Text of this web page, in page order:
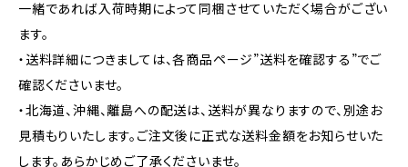
一緒であれば入荷時期によって同梱させていただく場合がござい
ます。
・送料詳細につきましては、各商品ページ”送料を確認する”でご
確認くださいませ。
・北海道、沖縄、離島への配送は、送料が異なりますので、別途お
見積もりいたします。ご注文後に正式な送料金額をお知らせいた
します。あらかじめご了承くださいませ。